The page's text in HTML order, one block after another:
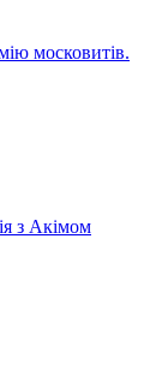
московитів.
з Акімом